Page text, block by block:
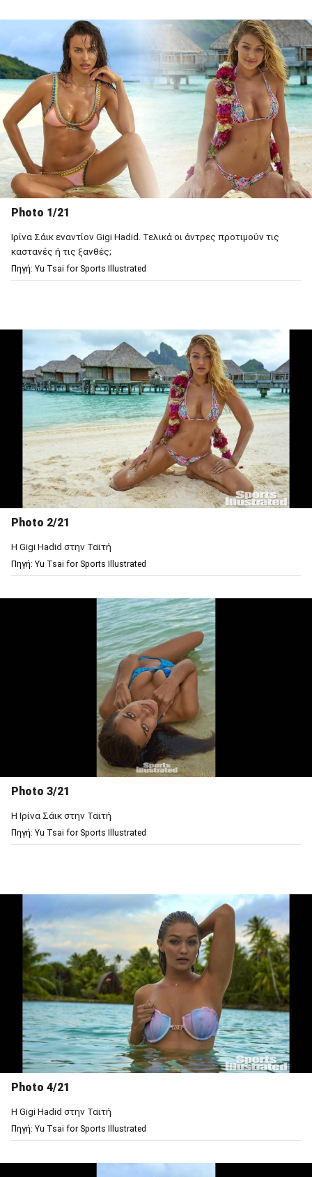
Photo 1/21
Ιρίνα Σάικ εναντίον Gigi Hadid. Τελικά οι άντρες προτιμούν τις
καστανές ή τις ξανθές;
Πηγή: Υu Tsai for Sports Illustrated
Photo 2/21
Η Gigi Hadid στην Ταϊτή
Πηγή: Υu Tsai for Sports Illustrated
Photo 3/21
Η Ιρίνα Σάικ στην Ταϊτή
Πηγή: Υu Tsai for Sports Illustrated
Photo 4/21
Η Gigi Hadid στην Ταϊτή
Πηγή: Υu Tsai for Sports Illustrated